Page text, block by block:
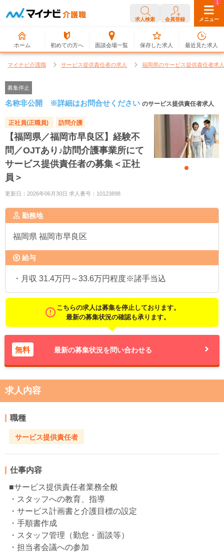
求人検索 会員登録 メニュー
ホーム 初めての方へ 面談会場一覧
0
保存した求人
1
最近見た求人
マイナビ介護職 サービス提供責任者の求人 福岡県のサービス提供責任者求人
募集停止
名称非公開 ※詳細はお問合せください のサービス提供責任者求人
正社員(正職員) 訪問介護
【福岡県／福岡市早良区】経験不
問／OJTあり♪訪問介護事業所にて
サービス提供責任者の募集＜正社
員＞
更新日：2026年06月30日 求人番号：10123898
勤務地
福岡県 福岡市早良区
給与
・月収 31.4万円～33.6万円程度※諸手当込
こちらの求人は募集を停止しております。
最新の募集状況の確認も承ります。
無料 最新の募集状況を問い合わせる
求人内容
職種
サービス提供責任者
仕事内容
■サービス提供責任者業務全般
・スタッフへの教育、指導
・サービス計画書と介護目標の設定
・手順書作成
・スタッフ管理（勤怠・面談等）
・担当者会議への参加